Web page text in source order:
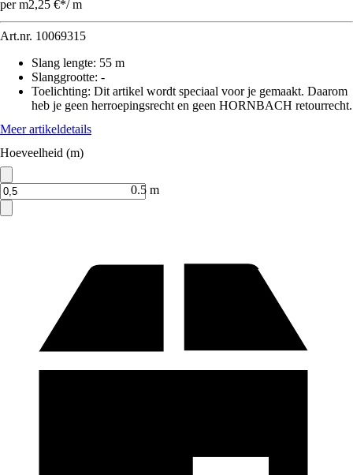
per m2,25 €*/ m
Art.nr. 10069315
Slang lengte: 55 m
Slanggrootte: -
Toelichting: Dit artikel wordt speciaal voor je gemaakt. Daarom
heb je geen herroepingsrecht en geen HORNBACH retourrecht.
Meer artikeldetails
Hoeveelheid (m)
0.5 m